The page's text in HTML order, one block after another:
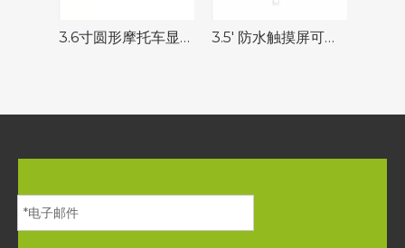
3.6寸圆形摩托车显示屏| 2D钢化盖 3.5' 防水触摸屏可用于工业应用和电器